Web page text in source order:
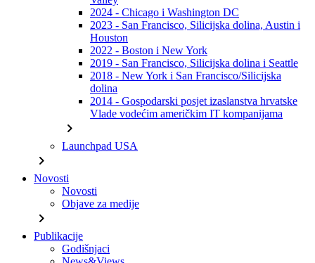
2024 - Chicago i Washington DC
2023 - San Francisco, Silicijska dolina, Austin i
Houston
2022 - Boston i New York
2019 - San Francisco, Silicijska dolina i Seattle
2018 - New York i San Francisco/Silicijska
dolina
2014 - Gospodarski posjet izaslanstva hrvatske
Vlade vodećim američkim IT kompanijama
chevron_right
Launchpad USA
chevron_right
Novosti
Novosti
Objave za medije
chevron_right
Publikacije
Godišnjaci